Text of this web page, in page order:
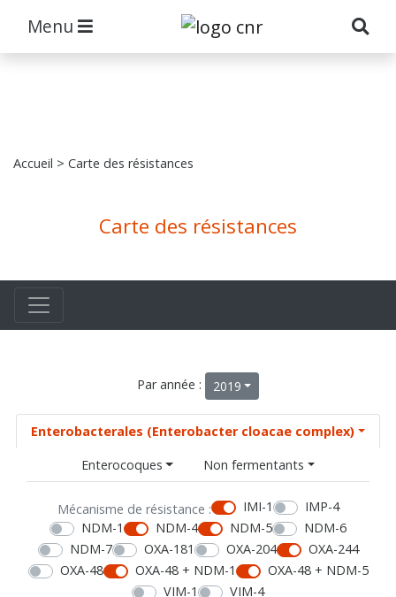
Menu
Accueil > Carte des résistances
Carte des résistances
Par année : 2019
Enterobacterales (Enterobacter cloacae complex)
Enterocoques
Non fermentants
Mécanisme de résistance : IMI-1
IMP-4
NDM-1
NDM-4 NDM-5
NDM-6
NDM-7
OXA-181 OXA-204
OXA-244
OXA-48
OXA-48 + NDM-1
OXA-48 + NDM-5
VIM-1
VIM-4